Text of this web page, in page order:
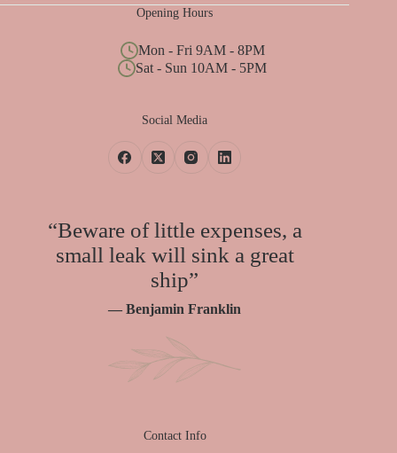
Opening Hours
Mon - Fri 9AM - 8PM
Sat - Sun 10AM - 5PM
Social Media
“Beware of little expenses, a
small leak will sink a great
ship”
— Benjamin Franklin
Contact Info